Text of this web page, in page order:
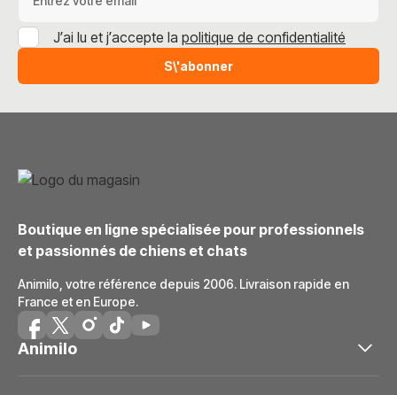
S\'abonner
J’ai lu et j’accepte la politique de confidentialité
Boutique en ligne spécialisée pour professionnels
et passionnés de chiens et chats
Animilo, votre référence depuis 2006. Livraison rapide en
France et en Europe.
Animilo